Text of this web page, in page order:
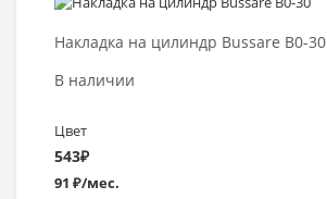
Накладка на цилиндр Bussare B0-30
В наличии
Цвет
543₽
91 ₽/мес.
Выбрать >